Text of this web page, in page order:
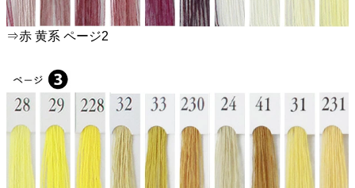
⇒赤 黄系 ページ2